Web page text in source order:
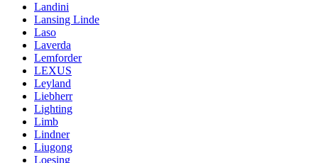
Landini
Lansing Linde
Laso
Laverda
Lemforder
LEXUS
Leyland
Liebherr
Lighting
Limb
Lindner
Liugong
Loesing